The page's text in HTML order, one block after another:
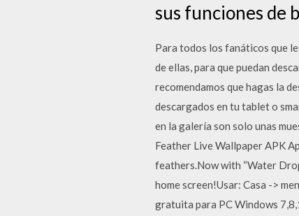
sus funciones de
Para todos los fanáticos que
de ellas, para que puedan
recomendamos que hagas la
descargados en tu tablet o
en la galería son solo unas
Feather Live Wallpaper APK
feathers.Now with “Water
home screen!Usar: Casa ->
gratuita para PC Windows